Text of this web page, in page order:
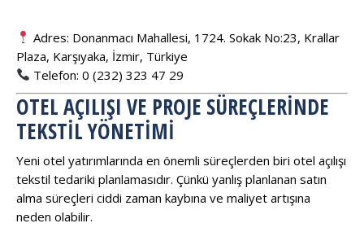
Adres: Donanmacı Mahallesi, 1724. Sokak No:23, Krallar
Plaza, Karşıyaka, İzmir, Türkiye
Telefon: 0 (232) 323 47 29
OTEL AÇILIŞI VE PROJE SÜREÇLERINDE
TEKSTIL YÖNETIMI
Yeni otel yatırımlarında en önemli süreçlerden biri otel açılışı
tekstil tedariki planlamasıdır. Çünkü yanlış planlanan satın
alma süreçleri ciddi zaman kaybına ve maliyet artışına
neden olabilir.